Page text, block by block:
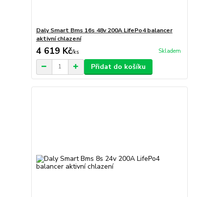
Daly Smart Bms 16s 48v 200A LifePo4 balancer
aktivní chlazení
4 619 Kč/ks Skladem
Přidat do košíku